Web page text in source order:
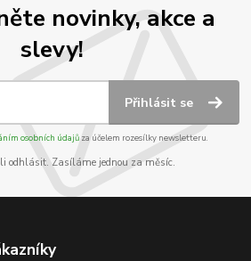
novinky, akce a
slevy!
Přihlásit se
osobních údajůza účelem rozesílky newsletteru.
odhlásit. Zasíláme jednou za měsíc.